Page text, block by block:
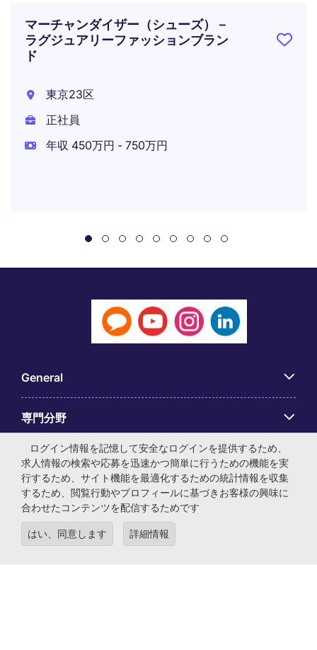
マーチャンダイザー（シューズ）－
ラグジュアリーファッションブラン
ド
東京23区
正社員
年収 450万円 - 750万円
General
専門分野
アプリ
Employer Centre
ログイン情報を記憶して安全なログインを提供するため、
求人情報の検索や応募を迅速かつ簡単に行うための機能を実
行するため、サイト機能を最適化するための統計情報を収集
するため、閲覧行動やプロフィールに基づきお客様の興味に
合わせたコンテンツを配信するためです
はい、同意します 詳細情報